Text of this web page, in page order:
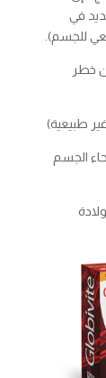
في
للجسم).
خطر
طبيعية)
الجسم